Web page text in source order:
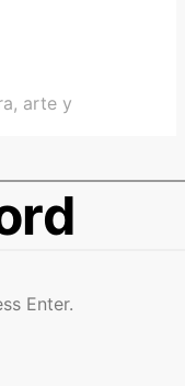
arte y
Enter.